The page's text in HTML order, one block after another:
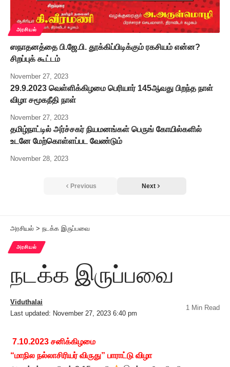
அரசியல்
ஸநாதனத்தை பி.ஜே.பி. தூக்கிப்பிடிக்கும் ரகசியம் என்ன?
சிறப்புக் கூட்டம்
November 27, 2023
29.9.2023 வெள்ளிக்கிழமை பெரியார் 145ஆவது பிறந்த நாள்
விழா சமூகநீதி நாள்
November 27, 2023
தமிழ்நாட்டில் அர்ச்சகர் நியமனங்கள் பெருங் கோயில்களில்
உடனே மேற்கொள்ளப்பட வேண்டும்
November 28, 2023
Previous Next
அரசியல் > நடக்க இருப்பவை
அரசியல்
நடக்க இருப்பவை
Last updated: November 27, 2023 6:40 pm
Viduthalai
1 Min Read
7.10.2023 சனிக்கிழமை
“மாநில நல்லாசிரியர் விருது” பாராட்டு விழா